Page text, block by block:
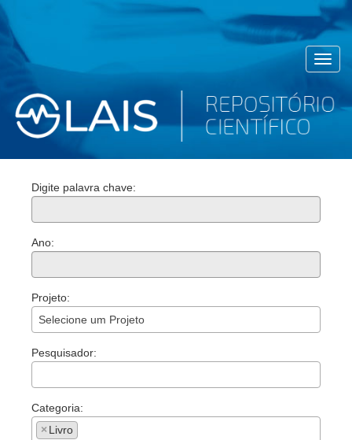
Digite palavra chave:
Ano:
Projeto:
Selecione um Projeto
Pesquisador:
Categoria:
× Livro